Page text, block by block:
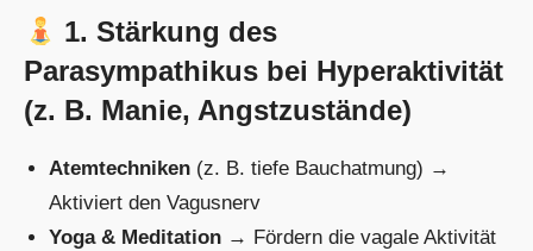
1. Stärkung des
Parasympathikus bei Hyperaktivität
(z. B. Manie, Angstzustände)
Atemtechniken (z. B. tiefe Bauchatmung) →
Aktiviert den Vagusnerv
Yoga & Meditation → Fördern die vagale Aktivität